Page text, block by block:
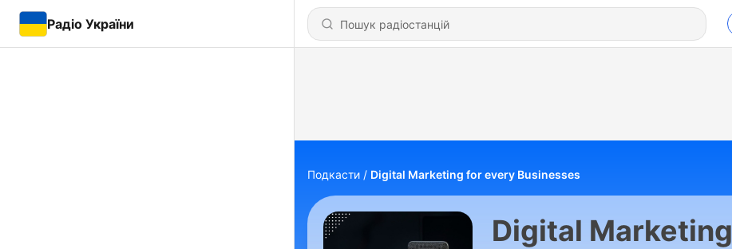
Радіо України
Подкасти Digital Marketing for every Businesses
Digital Marketing